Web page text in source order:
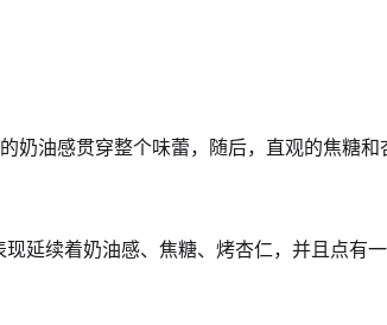
奶油感贯穿整个味蕾，随后，直观的焦糖
延续着奶油感、焦糖、烤杏仁，并且点有